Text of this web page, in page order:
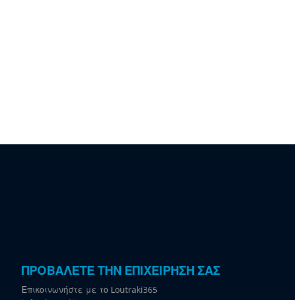
ΠΡΟΒΑΛΕΤΕ ΤΗΝ ΕΠΙΧΕΙΡΗΣΗ ΣΑΣ
Επικοινωνήστε με το Loutraki365